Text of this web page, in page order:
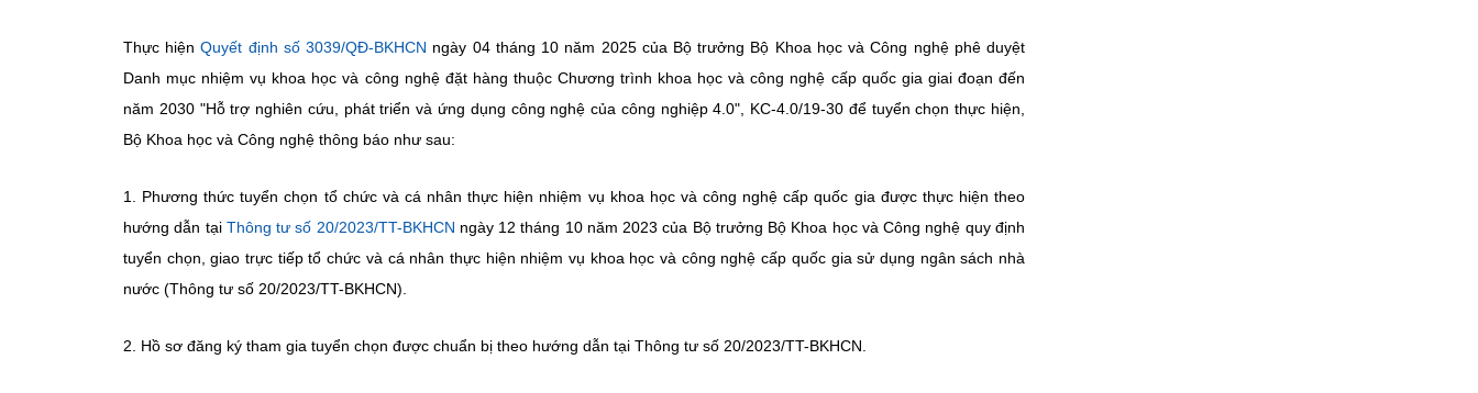
Thực hiệnQuyết định số 3039/QĐ-BKHCN ngày 04 tháng 10 năm 2025 của Bộ trưởng Bộ Khoa học và Công nghệ phê duyệt
Danh mục nhiệm vụ khoa học và công nghệ đặt hàng thuộc Chương trình khoa học và công nghệ cấp quốc gia giai đoạn đến
năm 2030 "Hỗ trợ nghiên cứu, phát triển và ứng dụng công nghệ của công nghiệp 4.0", KC-4.0/19-30 để tuyển chọn thực hiện,
Bộ Khoa học và Công nghệ thông báo như sau:
1. Phương thức tuyển chọn tổ chức và cá nhân thực hiện nhiệm vụ khoa học và công nghệ cấp quốc gia được thực hiện theo
hướng dẫn tại Thông tư số 20/2023/TT-BKHCN ngày 12 tháng 10 năm 2023 của Bộ trưởng Bộ Khoa học và Công nghệ quy định
tuyển chọn, giao trực tiếp tổ chức và cá nhân thực hiện nhiệm vụ khoa học và công nghệ cấp quốc gia sử dụng ngân sách nhà
nước (Thông tư số 20/2023/TT-BKHCN).
2. Hồ sơ đăng ký tham gia tuyển chọn được chuẩn bị theo hướng dẫn tại Thông tư số 20/2023/TT-BKHCN.